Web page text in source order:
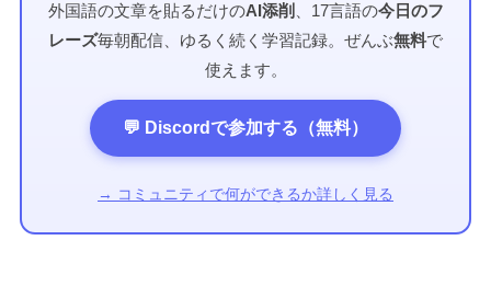
外国語の文章を貼るだけのAI添削 、17言語の今日のフ
レーズ毎朝配信、ゆるく続く学習記録。ぜんぶ無料で
使えます。
💬 Discordで参加する（無料）
→ コミュニティで何ができるか詳しく見る